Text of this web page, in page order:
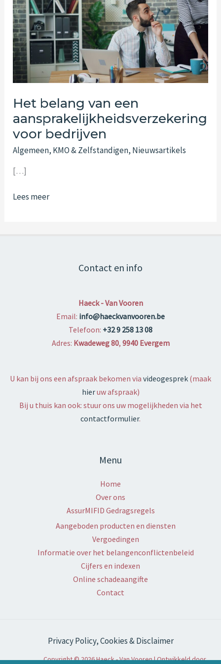
Het belang van een
aansprakelijkheidsverzekering
voor bedrijven
Algemeen, KMO & Zelfstandigen, Nieuwsartikels
[…]
Het
Lees meer
Contact en info
Haeck - Van Vooren
Email: info@haeckvanvooren.be
Telefoon: +32 9 258 13 08
Adres: Kwadeweg 80, 9940 Evergem
U kan bij ons een afspraak bekomen via videogesprek (maak
hieruw afspraak)
Bij u thuis kan ook: stuur ons uw mogelijkheden via het
contactformulier.
Menu
Home
Over ons
AssurMIFID Gedragsregels
Aangeboden producten en diensten
Vergoedingen
Informatie over het belangenconflictenbeleid
Cijfers en indexen
Online schadeaangifte
Contact
Privacy Policy, Cookies & Disclaimer
Copyright © 2026 Haeck - Van Vooren | Ontwikkeld door